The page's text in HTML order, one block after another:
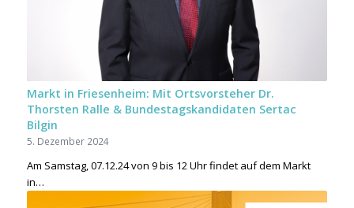
Markt in Friesenheim: Mit Ortsvorsteher Dr.
Thorsten Ralle & Bundestagskandidaten Sertac
Bilgin
5. Dezember 2024
Am Samstag, 07.12.24 von 9 bis 12 Uhr findet auf dem Markt
in…